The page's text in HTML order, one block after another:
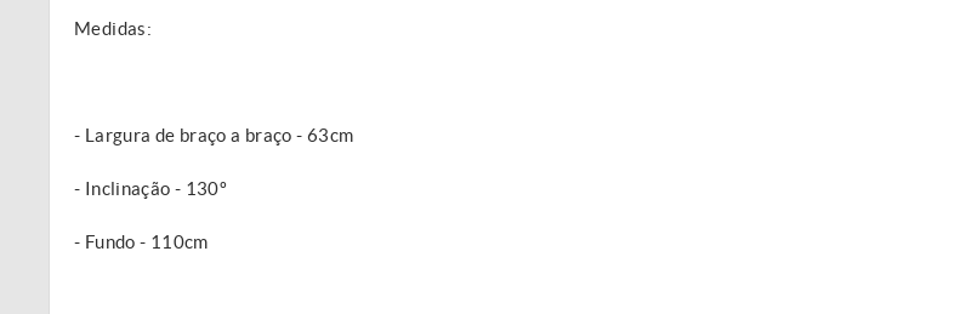
Medidas:
- Largura de braço a braço - 63cm
- Inclinação - 130º
- Fundo - 110cm